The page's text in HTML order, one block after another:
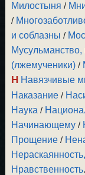
Милостыня /
/
и соблазны /
Мусульманство,
(лжемученики) /
Н Навязчивые
Наказание /
Наука /
Начинающему /
Прощение /
Нравственность.